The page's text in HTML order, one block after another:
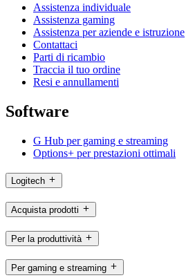
Assistenza individuale
Assistenza gaming
Assistenza per aziende e istruzione
Contattaci
Parti di ricambio
Traccia il tuo ordine
Resi e annullamenti
Software
G Hub per gaming e streaming
Options+ per prestazioni ottimali
Logitech
Acquista prodotti
Per la produttività
Per gaming e streaming